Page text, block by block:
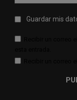
Guardar mis